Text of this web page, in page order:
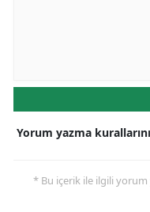
Yorum yazma kurallarını
* Bu içerik ile ilgili yorum